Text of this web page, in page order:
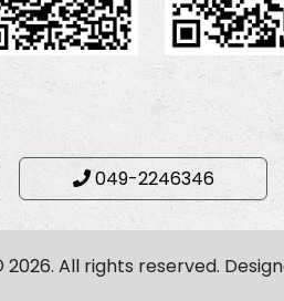
049-2246346
All rights reserved.